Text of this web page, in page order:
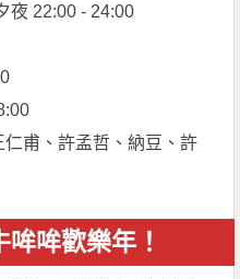
夜 22:00 - 24:00
甫、許孟哲、納豆、許
哞歡樂年！